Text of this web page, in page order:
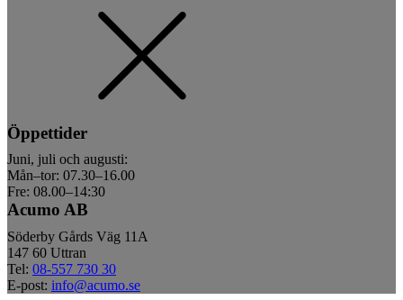
Öppettider
Juni, juli och augusti:
Mån–tor: 07.30–16.00
Fre: 08.00–14:30
Acumo AB
Söderby Gårds Väg 11A
147 60 Uttran
Tel: 08-557 730 30
E-post: info@acumo.se